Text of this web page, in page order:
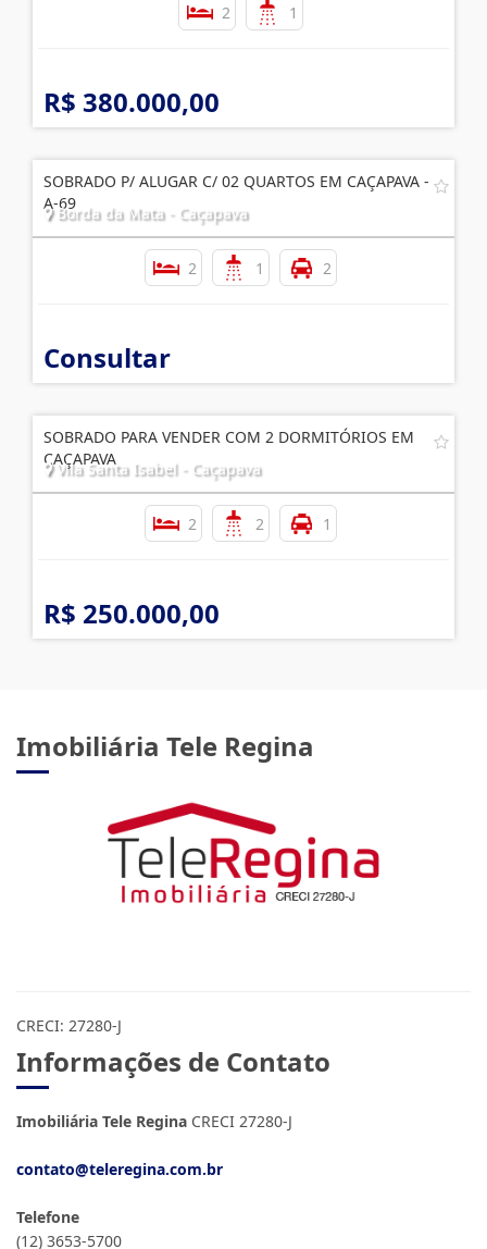
2 1
R$ 380.000,00
SOBRADO P/ ALUGAR C/ 02 QUARTOS EM CAÇAPAVA -
A-69
Borda da Mata - Caçapava
2 1 2
Consultar
SOBRADO PARA VENDER COM 2 DORMITÓRIOS EM
CAÇAPAVA
Vila Santa Isabel - Caçapava
2 2 1
R$ 250.000,00
Imobiliária Tele Regina
CRECI: 27280-J
Informações de Contato
Imobiliária Tele Regina CRECI 27280-J
contato@teleregina.com.br
Telefone
(12) 3653-5700